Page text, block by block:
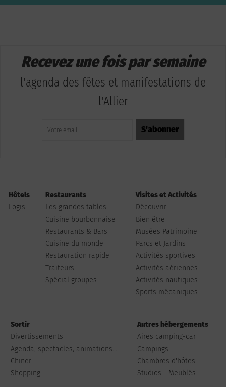
Recevez une fois par semaine
l'agenda des fêtes et manifestations de
l'Allier
Hôtels
Logis
Restaurants
Les grandes tables
Cuisine bourbonnaise
Restaurants & Bars
Cuisine du monde
Restauration rapide
Traiteurs
Spécial groupes
Visites et Activités
Découvrir
Bien être
Musées Patrimoine
Parcs et Jardins
Activités sportives
Activités aériennes
Activités nautiques
Sports mécaniques
Sortir
Divertissements
Agenda, spectacles, animations...
Chiner
Shopping
Autres hébergements
Aires camping-car
Campings
Chambres d'hôtes
Studios - Meublés